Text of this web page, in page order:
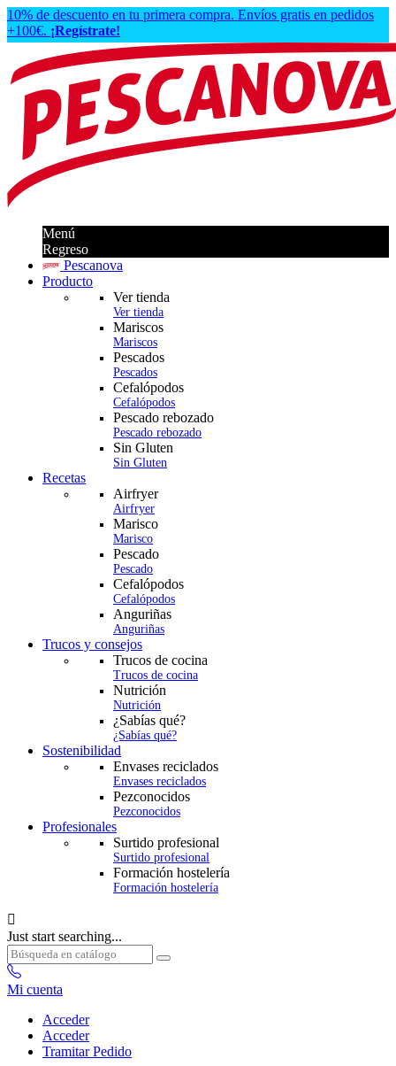
10% de descuento en tu primera compra. Envíos gratis en pedidos
+100€. ¡Regístrate!
Menú
Regreso
Pescanova
Producto
Ver tienda
Ver tienda
Mariscos
Mariscos
Pescados
Pescados
Cefalópodos
Cefalópodos
Pescado rebozado
Pescado rebozado
Sin Gluten
Sin Gluten
Recetas
Airfryer
Airfryer
Marisco
Marisco
Pescado
Pescado
Cefalópodos
Cefalópodos
Anguriñas
Anguriñas
Trucos y consejos
Trucos de cocina
Trucos de cocina
Nutrición
Nutrición
¿Sabías qué?
¿Sabías qué?
Sostenibilidad
Envases reciclados
Envases reciclados
Pezconocidos
Pezconocidos
Profesionales
Surtido profesional
Surtido profesional
Formación hostelería
Formación hostelería

Just start searching...
Mi cuenta
Acceder
Acceder
Tramitar Pedido